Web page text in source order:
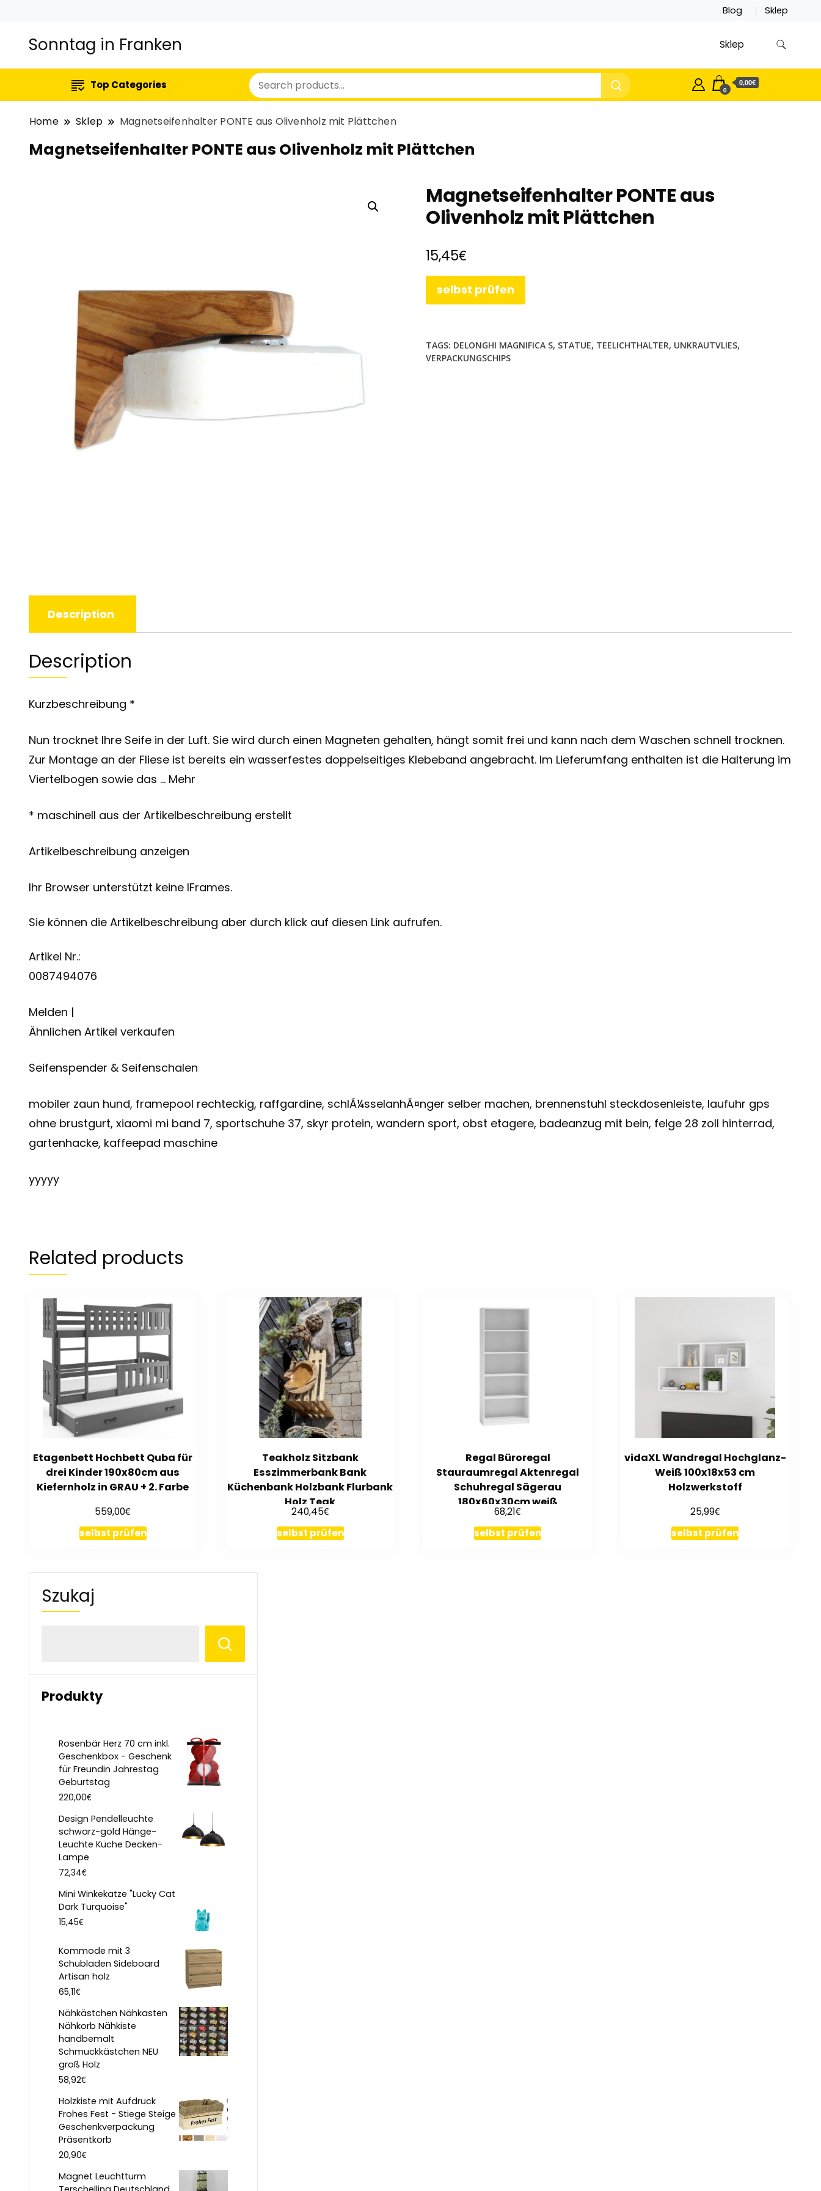
Blog Sklep
Sonntag in Franken Sklep
Top Categories 0
0,00€
Home Sklep Magnetseifenhalter PONTE aus Olivenholz mit Plättchen
Magnetseifenhalter PONTE aus Olivenholz mit Plättchen
Magnetseifenhalter PONTE aus
Olivenholz mit Plättchen
15,45€
selbst prüfen
TAGS: DELONGHI MAGNIFICA S, STATUE, TEELICHTHALTER, UNKRAUTVLIES,
VERPACKUNGSCHIPS
Description
Description
Kurzbeschreibung *
Nun trocknet Ihre Seife in der Luft. Sie wird durch einen Magneten gehalten, hängt somit frei und kann nach dem Waschen schnell trocknen.
Zur Montage an der Fliese ist bereits ein wasserfestes doppelseitiges Klebeband angebracht. Im Lieferumfang enthalten ist die Halterung im
Viertelbogen sowie das … Mehr
* maschinell aus der Artikelbeschreibung erstellt
Artikelbeschreibung anzeigen
Ihr Browser unterstützt keine IFrames.
Sie können die Artikelbeschreibung aber durch klick auf diesen Link aufrufen.
Artikel Nr.:
0087494076
Melden |
Ähnlichen Artikel verkaufen
Seifenspender & Seifenschalen
mobiler zaun hund, framepool rechteckig, raffgardine, schlÃ¼sselanhÃ¤nger selber machen, brennenstuhl steckdosenleiste, laufuhr gps
ohne brustgurt, xiaomi mi band 7, sportschuhe 37, skyr protein, wandern sport, obst etagere, badeanzug mit bein, felge 28 zoll hinterrad,
gartenhacke, kaffeepad maschine
yyyyy
Related products
Etagenbett Hochbett Quba für
drei Kinder 190x80cm aus
Kiefernholz in GRAU + 2. Farbe
559,00€
selbst prüfen
Teakholz Sitzbank
Esszimmerbank Bank
Küchenbank Holzbank Flurbank
Holz Teak
240,45€
selbst prüfen
Regal Büroregal
Stauraumregal Aktenregal
Schuhregal Sägerau
180x60x30cm weiß
68,21€
selbst prüfen
vidaXL Wandregal Hochglanz-
Weiß 100x18x53 cm
Holzwerkstoff
25,99€
selbst prüfen
Szukaj
Produkty
Rosenbär Herz 70 cm inkl.
Geschenkbox - Geschenk
für Freundin Jahrestag
Geburtstag
220,00€
Design Pendelleuchte
schwarz-gold Hänge-
Leuchte Küche Decken-
Lampe
72,34€
Mini Winkekatze "Lucky Cat
Dark Turquoise"
15,45€
Kommode mit 3
Schubladen Sideboard
Artisan holz
65,11€
Nähkästchen Nähkasten
Nähkorb Nähkiste
handbemalt
Schmuckkästchen NEU
groß Holz
58,92€
Holzkiste mit Aufdruck
Frohes Fest - Stiege Steige
Geschenkverpackung
Präsentkorb
20,90€
Magnet Leuchtturm